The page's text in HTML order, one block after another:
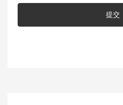
提交